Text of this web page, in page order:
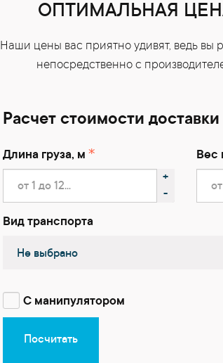
ОПТИМАЛЬНАЯ
Наши цены вас приятно удивят, ведь вы
непосредственно с
Расчет стоимости
Длина груза, м
+
-
Вес
Вид транспорта
Не выбрано
С манипулятором
Посчитать